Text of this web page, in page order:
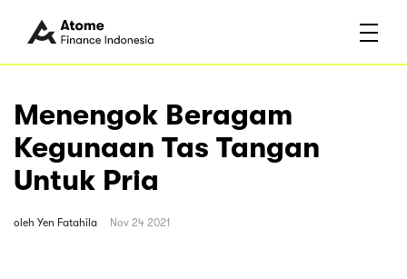
Menengok Beragam
Kegunaan Tas Tangan
Untuk Pria
oleh Yen Fatahila Nov 24 2021